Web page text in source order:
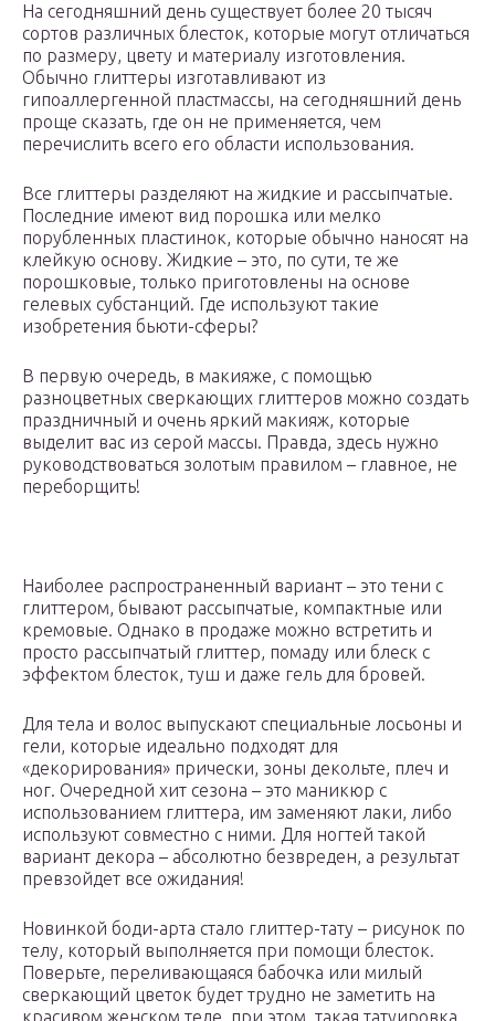
На сегодняшний день существует более 20 тысяч
сортов различных блесток, которые могут отличаться
по размеру, цвету и материалу изготовления.
Обычно глиттеры изготавливают из
гипоаллергенной пластмассы, на сегодняшний день
проще сказать, где он не применяется, чем
перечислить всего его области использования.
Все глиттеры разделяют на жидкие и рассыпчатые.
Последние имеют вид порошка или мелко
порубленных пластинок, которые обычно наносят на
клейкую основу. Жидкие – это, по сути, те же
порошковые, только приготовлены на основе
гелевых субстанций. Где используют такие
изобретения бьюти-сферы?
В первую очередь, в макияже, с помощью
разноцветных сверкающих глиттеров можно создать
праздничный и очень яркий макияж, которые
выделит вас из серой массы. Правда, здесь нужно
руководствоваться золотым правилом – главное, не
переборщить!
Наиболее распространенный вариант – это тени с
глиттером, бывают рассыпчатые, компактные или
кремовые. Однако в продаже можно встретить и
просто рассыпчатый глиттер, помаду или блеск с
эффектом блесток, туш и даже гель для бровей.
Для тела и волос выпускают специальные лосьоны и
гели, которые идеально подходят для
«декорирования» прически, зоны декольте, плеч и
ног. Очередной хит сезона – это маникюр с
использованием глиттера, им заменяют лаки, либо
используют совместно с ними. Для ногтей такой
вариант декора – абсолютно безвреден, а результат
превзойдет все ожидания!
Новинкой боди-арта стало глиттер-тату – рисунок по
телу, который выполняется при помощи блесток.
Поверьте, переливающаяся бабочка или милый
сверкающий цветок будет трудно не заметить на
красивом женском теле, при этом, такая татуировка